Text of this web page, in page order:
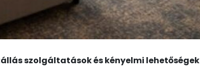
szolgáltatások és kényelmi lehetőségek